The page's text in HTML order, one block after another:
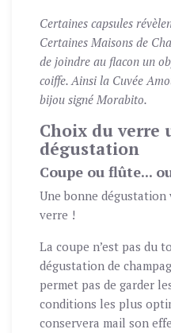
Certaines capsules
Certaines Maisons de
de joindre au flacon un
coiffe. Ainsi la Cuvée
bijou signé Morabito.
Choix du verre
dégustation
Coupe ou flûte...
Une bonne dégustation
verre !
La coupe n’est pas du
dégustation de
permet pas de garder
conditions les plus
conservera mail son